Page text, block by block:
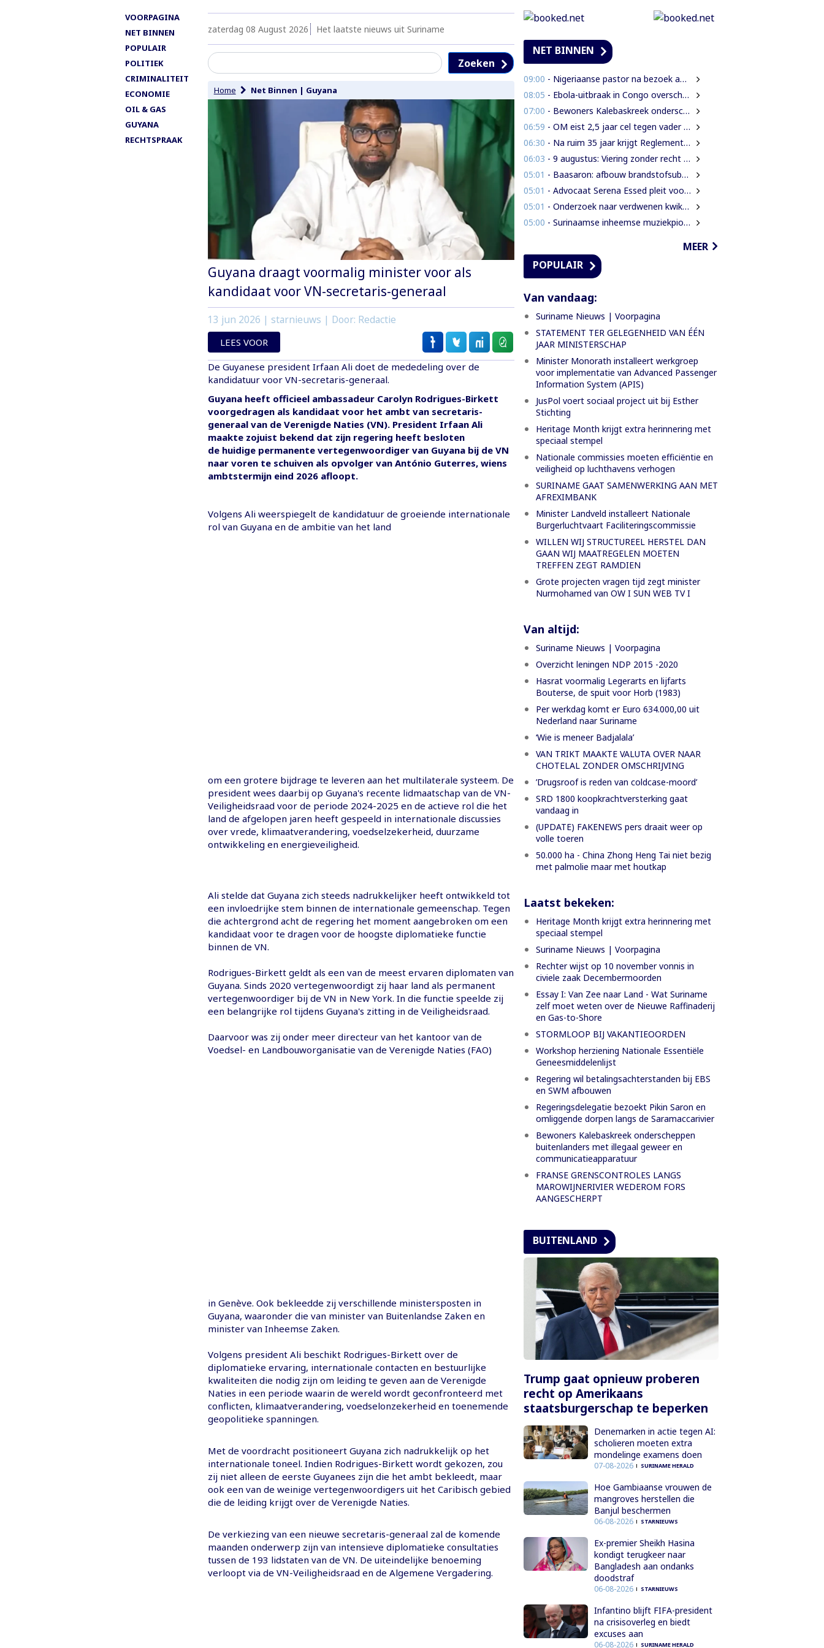
VOORPAGINA
NET BINNEN
POPULAIR
POLITIEK
CRIMINALITEIT
ECONOMIE
OIL & GAS
GUYANA
RECHTSPRAAK
zaterdag 08 August 2026 Het laatste nieuws uit Suriname
Zoeken
Home Net Binnen | Guyana
Guyana draagt voormalig minister voor als
kandidaat voor VN-secretaris-generaal
13 jun 2026 | starnieuws | Door: Redactie
LEES VOOR
De Guyanese president Irfaan Ali doet de mededeling over de
kandidatuur voor VN-secretaris-generaal.
Guyana heeft officieel ambassadeur Carolyn Rodrigues-Birkett
voorgedragen als kandidaat voor het ambt van secretaris-
generaal van de Verenigde Naties (VN). President Irfaan Ali
maakte zojuist bekend dat zijn regering heeft besloten
de huidige permanente vertegenwoordiger van Guyana bij de VN
naar voren te schuiven als opvolger van António Guterres, wiens
ambtstermijn eind 2026 afloopt.
Volgens Ali weerspiegelt de kandidatuur de groeiende internationale
rol van Guyana en de ambitie van het land
om een grotere bijdrage te leveren aan het multilaterale systeem. De
president wees daarbij op Guyana's recente lidmaatschap van de VN-
Veiligheidsraad voor de periode 2024-2025 en de actieve rol die het
land de afgelopen jaren heeft gespeeld in internationale discussies
over vrede, klimaatverandering, voedselzekerheid, duurzame
ontwikkeling en energieveiligheid.
Ali stelde dat Guyana zich steeds nadrukkelijker heeft ontwikkeld tot
een invloedrijke stem binnen de internationale gemeenschap. Tegen
die achtergrond acht de regering het moment aangebroken om een
kandidaat voor te dragen voor de hoogste diplomatieke functie
binnen de VN.
Rodrigues-Birkett geldt als een van de meest ervaren diplomaten van
Guyana. Sinds 2020 vertegenwoordigt zij haar land als permanent
vertegenwoordiger bij de VN in New York. In die functie speelde zij
een belangrijke rol tijdens Guyana's zitting in de Veiligheidsraad.
Daarvoor was zij onder meer directeur van het kantoor van de
Voedsel- en Landbouworganisatie van de Verenigde Naties (FAO)
in Genève. Ook bekleedde zij verschillende ministersposten in
Guyana, waaronder die van minister van Buitenlandse Zaken en
minister van Inheemse Zaken.
Volgens president Ali beschikt Rodrigues-Birkett over de
diplomatieke ervaring, internationale contacten en bestuurlijke
kwaliteiten die nodig zijn om leiding te geven aan de Verenigde
Naties in een periode waarin de wereld wordt geconfronteerd met
conflicten, klimaatverandering, voedselonzekerheid en toenemende
geopolitieke spanningen.
Met de voordracht positioneert Guyana zich nadrukkelijk op het
internationale toneel. Indien Rodrigues-Birkett wordt gekozen, zou
zij niet alleen de eerste Guyanees zijn die het ambt bekleedt, maar
ook een van de weinige vertegenwoordigers uit het Caribisch gebied
die de leiding krijgt over de Verenigde Naties.
De verkiezing van een nieuwe secretaris-generaal zal de komende
maanden onderwerp zijn van intensieve diplomatieke consultaties
tussen de 193 lidstaten van de VN. De uiteindelijke benoeming
verloopt via de VN-Veiligheidsraad en de Algemene Vergadering.
NET BINNEN
09:00 - Nigeriaanse pastor na bezoek aan president Simons: ‘Toename van rijkdom in Suriname’
08:05 - Ebola-uitbraak in Congo overschrijdt 4.000 gevallen
07:00 - Bewoners Kalebaskreek onderscheppen buitenlanders met illegaal geweer en communicatieapparatuur
06:59 - OM eist 2,5 jaar cel tegen vader voor mishandeling en verwaarlozing van gezin
06:30 - Na ruim 35 jaar krijgt Reglement van Orde DNA grondige herziening
06:03 - 9 augustus: Viering zonder recht is een lege ceremonie
05:01 - Baasaron: afbouw brandstofsubsidie op termijn onvermijdelijk
05:01 - Advocaat Serena Essed pleit voor derde beroepsinstantie onder gezag van CCJ
05:01 - Onderzoek naar verdwenen kwik nog altijd zonder resultaat
05:00 - Surinaamse inheemse muziekpionier Kariñha Basi krijgt oeuvreprijs in Rotterdam
MEER
POPULAIR
Van vandaag:
Suriname Nieuws | Voorpagina
STATEMENT TER GELEGENHEID VAN ÉÉN
JAAR MINISTERSCHAP
Minister Monorath installeert werkgroep
voor implementatie van Advanced Passenger
Information System (APIS)
JusPol voert sociaal project uit bij Esther
Stichting
Heritage Month krijgt extra herinnering met
speciaal stempel
Nationale commissies moeten efficiëntie en
veiligheid op luchthavens verhogen
SURINAME GAAT SAMENWERKING AAN MET
AFREXIMBANK
Minister Landveld installeert Nationale
Burgerluchtvaart Faciliteringscommissie
WILLEN WIJ STRUCTUREEL HERSTEL DAN
GAAN WIJ MAATREGELEN MOETEN
TREFFEN ZEGT RAMDIEN
Grote projecten vragen tijd zegt minister
Nurmohamed van OW I SUN WEB TV I
Van altijd:
Suriname Nieuws | Voorpagina
Overzicht leningen NDP 2015 -2020
Hasrat voormalig Legerarts en lijfarts
Bouterse, de spuit voor Horb (1983)
Per werkdag komt er Euro 634.000,00 uit
Nederland naar Suriname
‘Wie is meneer Badjalala’
VAN TRIKT MAAKTE VALUTA OVER NAAR
CHOTELAL ZONDER OMSCHRIJVING
’Drugsroof is reden van coldcase-moord’
SRD 1800 koopkrachtversterking gaat
vandaag in
(UPDATE) FAKENEWS pers draait weer op
volle toeren
50.000 ha - China Zhong Heng Tai niet bezig
met palmolie maar met houtkap
Laatst bekeken:
Heritage Month krijgt extra herinnering met
speciaal stempel
Suriname Nieuws | Voorpagina
Rechter wijst op 10 november vonnis in
civiele zaak Decembermoorden
Essay I: Van Zee naar Land - Wat Suriname
zelf moet weten over de Nieuwe Raffinaderij
en Gas-to-Shore
STORMLOOP BIJ VAKANTIEOORDEN
Workshop herziening Nationale Essentiële
Geneesmiddelenlijst
Regering wil betalingsachterstanden bij EBS
en SWM afbouwen
Regeringsdelegatie bezoekt Pikin Saron en
omliggende dorpen langs de Saramaccarivier
Bewoners Kalebaskreek onderscheppen
buitenlanders met illegaal geweer en
communicatieapparatuur
FRANSE GRENSCONTROLES LANGS
MAROWIJNERIVIER WEDEROM FORS
AANGESCHERPT
BUITENLAND
Trump gaat opnieuw proberen
recht op Amerikaans
staatsburgerschap te beperken
Denemarken in actie tegen AI:
scholieren moeten extra
mondelinge examens doen
07-08-2026 SURINAME HERALD
Hoe Gambiaanse vrouwen de
mangroves herstellen die
Banjul beschermen
06-08-2026 STARNIEUWS
Ex-premier Sheikh Hasina
kondigt terugkeer naar
Bangladesh aan ondanks
doodstraf
06-08-2026 STARNIEUWS
Infantino blijft FIFA-president
na crisisoverleg en biedt
excuses aan
06-08-2026 SURINAME HERALD